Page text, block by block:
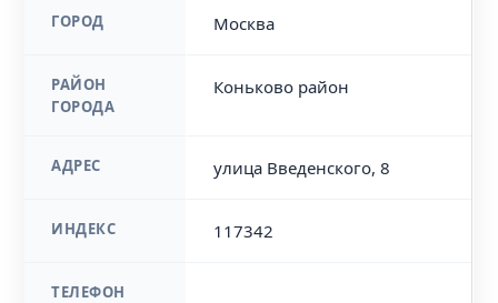
ГОРОД Москва
РАЙОН
ГОРОДА
Коньково район
АДРЕС улица Введенского, 8
ИНДЕКС 117342
ТЕЛЕФОН